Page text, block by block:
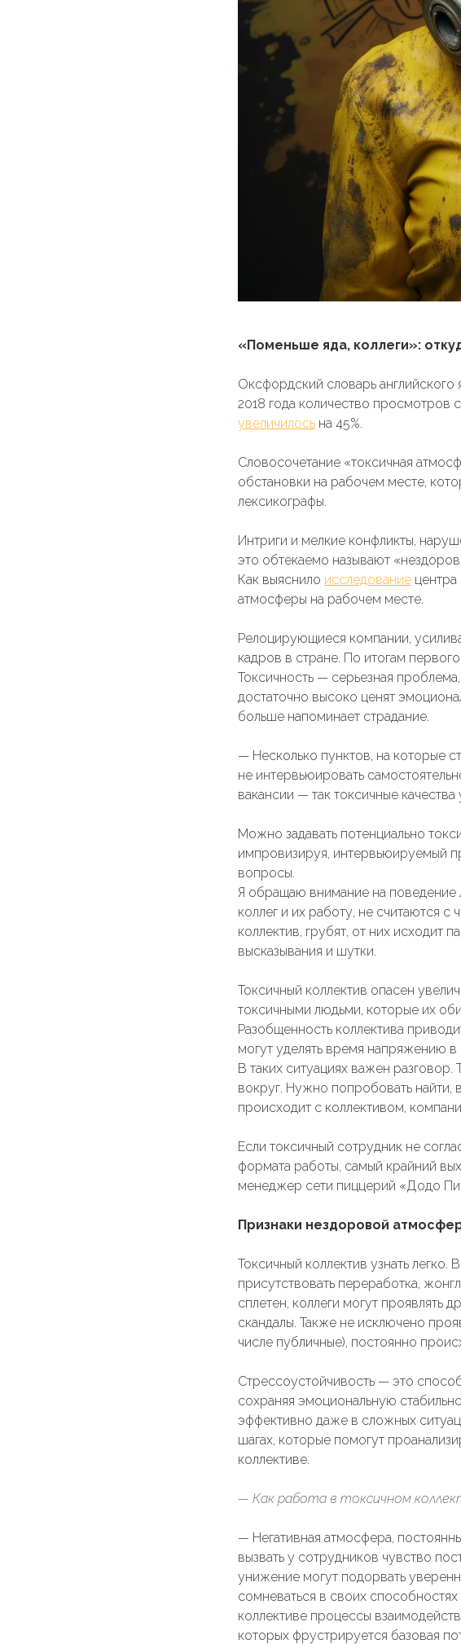
«Поменьше яда, коллеги»:
Оксфордский словарь английского
2018 года количество просмотров
увеличилось на 45%.
Словосочетание «токсичная
обстановки на рабочем месте,
лексикографы.
Интриги и мелкие конфликты,
это обтекаемо называют
Как выяснило исследование
атмосферы на рабочем месте.
Релоцирующиеся компании,
кадров в стране. По итогам
Токсичность — серьезная
достаточно высоко ценят
больше напоминает страдание.
— Несколько пунктов, на которые
не интервьюировать
вакансии — так токсичные
Можно задавать потенциально
импровизируя, интервьюируемый
вопросы.
Я обращаю внимание на поведение
коллег и их работу, не считаются
коллектив, грубят, от них исходит
высказывания и шутки.
Токсичный коллектив опасен
токсичными людьми, которые их
Разобщенность коллектива
могут уделять время напряжению в
В таких ситуациях важен
вокруг. Нужно попробовать найти,
происходит с коллективом,
Если токсичный сотрудник не
формата работы, самый крайний
менеджер сети пиццерий «Додо
Признаки нездоровой
Токсичный коллектив узнать
присутствовать переработка,
сплетен, коллеги могут проявлять
скандалы. Также не исключено
числе публичные), постоянно
Стрессоустойчивость — это
сохраняя эмоциональную
эффективно даже в сложных
шагах, которые помогут
коллективе.
— Как работа в токсичном
— Негативная атмосфера,
вызвать у сотрудников чувство
унижение могут подорвать
сомневаться в своих
коллективе процессы
которых фрустрируется базовая